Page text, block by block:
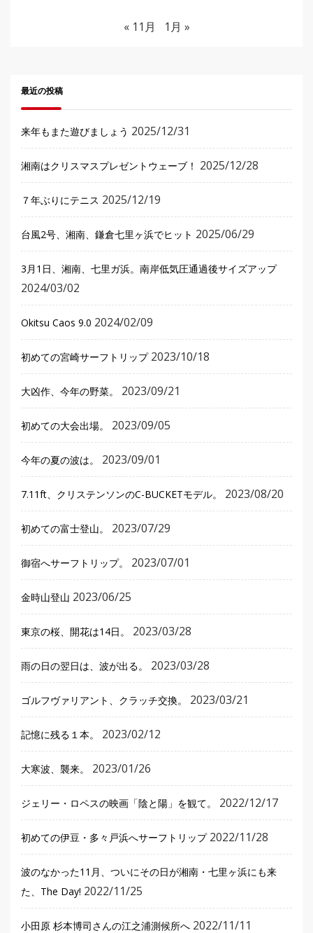
« 11月 1月 »
最近の投稿
来年もまた遊びましょう 2025/12/31
湘南はクリスマスプレゼントウェーブ！ 2025/12/28
７年ぶりにテニス 2025/12/19
台風2号、湘南、鎌倉七里ヶ浜でヒット 2025/06/29
3月1日、湘南、七里ガ浜。南岸低気圧通過後サイズアップ
2024/03/02
Okitsu Caos 9.0 2024/02/09
初めての宮崎サーフトリップ 2023/10/18
大凶作、今年の野菜。 2023/09/21
初めての大会出場。 2023/09/05
今年の夏の波は。 2023/09/01
7.11ft、クリステンソンのC-BUCKETモデル。 2023/08/20
初めての富士登山。 2023/07/29
御宿へサーフトリップ。 2023/07/01
金時山登山 2023/06/25
東京の桜、開花は14日。 2023/03/28
雨の日の翌日は、波が出る。 2023/03/28
ゴルフヴァリアント、クラッチ交換。 2023/03/21
記憶に残る１本。 2023/02/12
大寒波、襲来。 2023/01/26
ジェリー・ロペスの映画「陰と陽」を観て。 2022/12/17
初めての伊豆・多々戸浜へサーフトリップ 2022/11/28
波のなかった11月、ついにその日が湘南・七里ヶ浜にも来
た、The Day! 2022/11/25
小田原 杉本博司さんの江之浦測候所へ 2022/11/11